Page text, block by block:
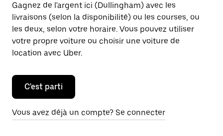
Gagnez de l'argent ici (Dullingham) avec les
livraisons (selon la disponibilité) ou les courses, ou
les deux, selon votre horaire. Vous pouvez utiliser
votre propre voiture ou choisir une voiture de
location avec Uber.
C'est parti
Vous avez déjà un compte? Se connecter